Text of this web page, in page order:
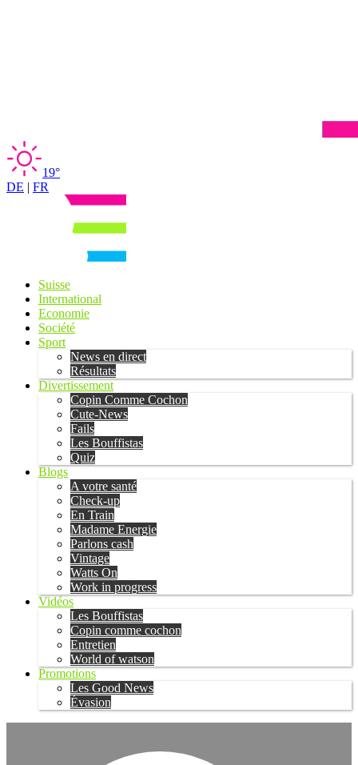
19°
DE | FR
Suisse
International
Economie
Société
Sport
News en direct
Résultats
Divertissement
Copin Comme Cochon
Cute-News
Fails
Les Bouffistas
Quiz
Blogs
A votre santé
Check-up
En Train
Madame Energie
Parlons cash
Vintage
Watts On
Work in progress
Vidéos
Les Bouffistas
Copin comme cochon
Entretien
World of watson
Promotions
Les Good News
Évasion